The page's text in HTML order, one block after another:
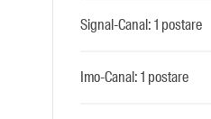
Signal-Canal: 1 postare
Imo-Canal: 1 postare